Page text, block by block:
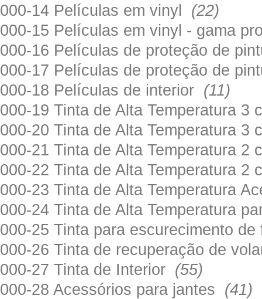
000-14 Películas em vinyl (22)
000-15 Películas em vinyl - gama
000-16 Películas de proteção de
000-17 Películas de proteção de
000-18 Películas de interior (11)
000-19 Tinta de Alta Temperatura
000-20 Tinta de Alta Temperatura
000-21 Tinta de Alta Temperatura
000-22 Tinta de Alta Temperatura
000-23 Tinta de Alta Temperatura
000-24 Tinta de Alta Temperatura
000-25 Tinta para escurecimento
000-26 Tinta de recuperação de
000-27 Tinta de Interior (55)
000-28 Acessórios para jantes (41)